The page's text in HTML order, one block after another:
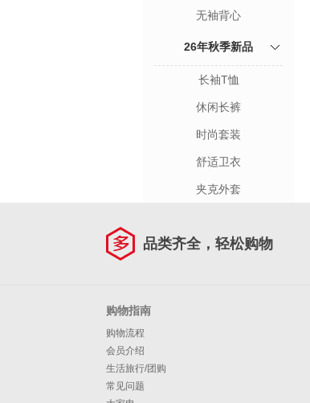
无袖背心
26年秋季新品
长袖T恤
休闲长裤
时尚套装
舒适卫衣
夹克外套
品类齐全，轻松购物
购物指南
购物流程
会员介绍
生活旅行/团购
常见问题